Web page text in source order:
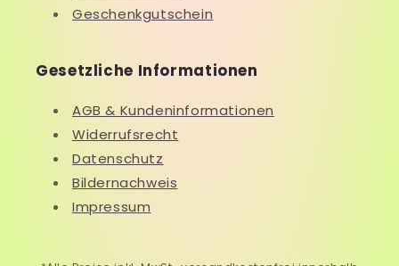
Geschenkgutschein
Gesetzliche Informationen
AGB & Kundeninformationen
Widerrufsrecht
Datenschutz
Bildernachweis
Impressum